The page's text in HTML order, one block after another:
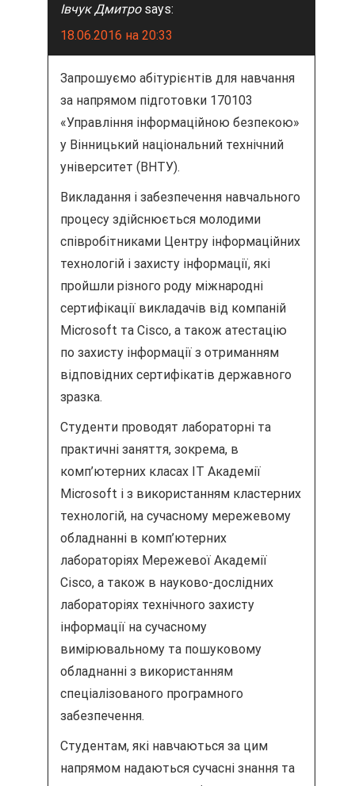
Івчук Дмитро says:
18.06.2016 на 20:33
Запрошуємо абітурієнтів для навчання
за напрямом підготовки 170103
«Управління інформаційною безпекою»
у Вінницький національний технічний
університет (ВНТУ).
Викладання і забезпечення навчального
процесу здійснюється молодими
співробітниками Центру інформаційних
технологій і захисту інформації, які
пройшли різного роду міжнародні
сертифікації викладачів від компаній
Microsoft та Cisco, а також атестацію
по захисту інформації з отриманням
відповідних сертифікатів державного
зразка.
Студенти проводят лабораторні та
практичні заняття, зокрема, в
комп’ютерних класах IT Академії
Microsoft і з використанням кластерних
технологій, на сучасному мережевому
обладнанні в комп’ютерних
лабораторіях Мережевої Академії
Cisco, а також в науково-дослідних
лабораторіях технічного захисту
інформації на сучасному
вимірювальному та пошуковому
обладнанні з використанням
спеціалізованого програмного
забезпечення.
Студентам, які навчаються за цим
напрямом надаються сучасні знання та